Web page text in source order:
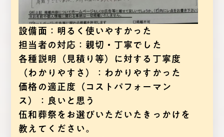
設備面：明るく使いやすかった
担当者の対応：親切・丁寧でした
各種説明（見積り等）に対する丁寧度
（わかりやすさ）：わかりやすかった
価格の適正度（コストパフォーマン
ス）：良いと思う
伍和葬祭をお選びいただいたきっかけを
教えてください。